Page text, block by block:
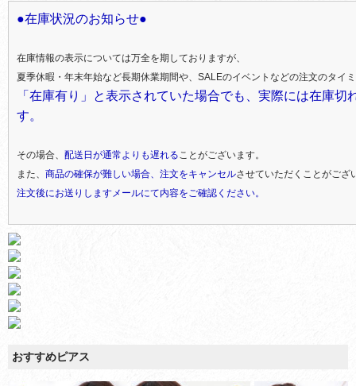
●在庫状況のお知らせ●
在庫情報の表示については万全を期しておりますが、
夏季休暇・年末年始など長期休業期間や、SALEのイベントなどの注文のタイ
「在庫有り」と表示されていた場合でも、実際には在庫切
す。
その場合、 配送日が通常よりも遅れることがございます。
また、 商品の確保が難しい場合、注文をキャンセルさせていただくことがござ
注文後にお送りしますメールにて内容をご確認ください。
おすすめピアス